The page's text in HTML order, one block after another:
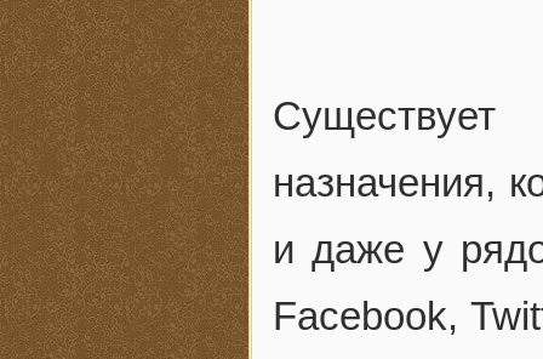
назначения,
и даже у
Facebook,